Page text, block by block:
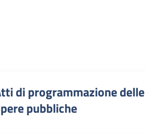
di programmazione delle
pubbliche